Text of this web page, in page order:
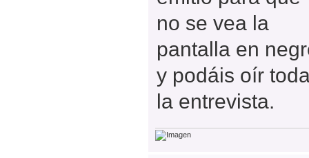
no se vea la
pantalla en
y podáis oír
la entrevista.